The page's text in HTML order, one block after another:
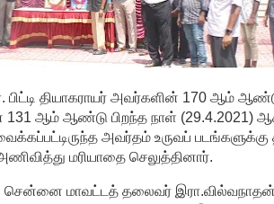
தியாகராயர் அவர்களின் 170 ஆம்
131 ஆம் ஆண்டு பிறந்த நாள் (29.4.2021)
அவர்தம் உருவப்
மரியாதை செலுத்தினார்.
சென்னை மாவட்டத் தலைவர்